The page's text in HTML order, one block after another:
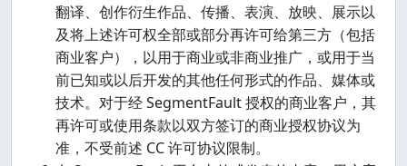
翻译、创作衍生作品、传播、表演、放映、展示以
及将上述许可权全部或部分再许可给第三方（包括
商业客户），以用于商业或非商业推广，或用于当
前已知或以后开发的其他任何形式的作品、媒体或
技术。对于经 SegmentFault 授权的商业客户，其
再许可或使用条款以双方签订的商业授权协议为
准，不受前述 CC 许可协议限制。